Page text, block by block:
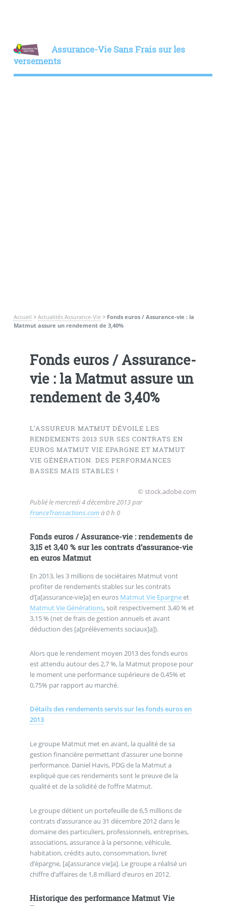
Assurance-Vie Sans Frais sur les
versements
Accueil > Actualités Assurance-Vie> Fonds euros / Assurance-vie : la
Matmut assure un rendement de 3,40%
Fonds euros / Assurance-
vie : la Matmut assure un
rendement de 3,40%
L’ASSUREUR MATMUT DÉVOILE LES
RENDEMENTS 2013 SUR SES CONTRATS EN
EUROS MATMUT VIE EPARGNE ET MATMUT
VIE GÉNÉRATION. DES PERFORMANCES
BASSES MAIS STABLES !
© stock.adobe.com
Publié lemercredi 4 décembre 2013par
FranceTransactions.comà 0 h 0
Fonds euros / Assurance-vie : rendements de
3,15 et 3,40 % sur les contrats d’assurance-vie
en euros Matmut
En 2013, les 3 millions de sociétaires Matmut vont
profiter de rendements stables sur les contrats
d’[a[assurance-vie]a] en euros Matmut Vie Epargneet
Matmut Vie Générations, soit respectivement 3,40 % et
3,15 % (net de frais de gestion annuels et avant
déduction des [a[prélèvements sociaux]a]).
Alors que le rendement moyen 2013 des fonds euros
est attendu autour des 2,7 %, la Matmut propose pour
le moment une performance supérieure de 0,45% et
0,75% par rapport au marché.
Détails des rendements servis sur les fonds euros en
2013
Le groupe Matmut met en avant, la qualité de sa
gestion financière permettant d’assurer une bonne
performance. Daniel Havis, PDG de la Matmut a
expliqué que ces rendements sont le preuve de la
qualité et de la solidité de l’offre Matmut.
Le groupe détient un portefeuille de 6,5 millions de
contrats d’assurance au 31 décembre 2012 dans le
domaine des particuliers, professionnels, entreprises,
associations, assurance à la personne, véhicule,
habitation, crédits auto, consommation, livret
d’épargne, [a[assurance vie]a]. Le groupe a réalisé un
chiffre d’affaires de 1,8 milliard d’euros en 2012.
Historique des performance Matmut Vie